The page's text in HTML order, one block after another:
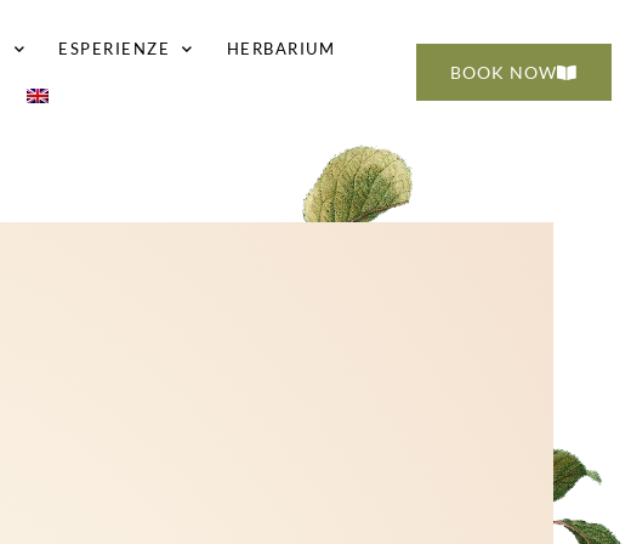
ESPERIENZE HERBARIUM
BOOK NOW